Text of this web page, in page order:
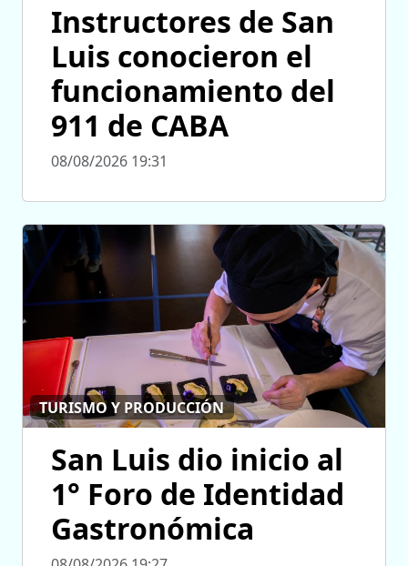
Instructores de San
Luis conocieron el
funcionamiento del
911 de CABA
08/08/2026 19:31
TURISMO Y PRODUCCIÓN
San Luis dio inicio al
1° Foro de Identidad
Gastronómica